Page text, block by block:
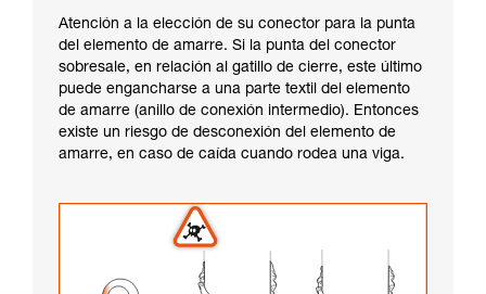
Atención a la elección de su conector para la punta
del elemento de amarre. Si la punta del conector
sobresale, en relación al gatillo de cierre, este último
puede engancharse a una parte textil del elemento
de amarre (anillo de conexión intermedio). Entonces
existe un riesgo de desconexión del elemento de
amarre, en caso de caída cuando rodea una viga.